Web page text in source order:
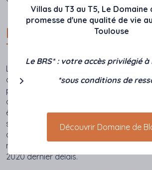
LOI PINEL ET MAISON
TOULOUSE POSSIBLE
La loi Pinel permet de défiscaliser
d'achat d'un bien neuf mis en location
période de 6 à 12 ans. La maison doit
dernières normes énergétiques en
être éligible à la loi Pinel. La réduction
sur un plafond maximum de 300 000 €.
de cet avantage fiscal, le permis de
maison devra avoir été déposé le 31
2020 dernier délais.
Villas du T3 au T5, Le Domaine
promesse d'une qualité de vie
Toulouse
Le BRS* : votre accès privilégié
*sous conditions de
Découvrir Domaine de